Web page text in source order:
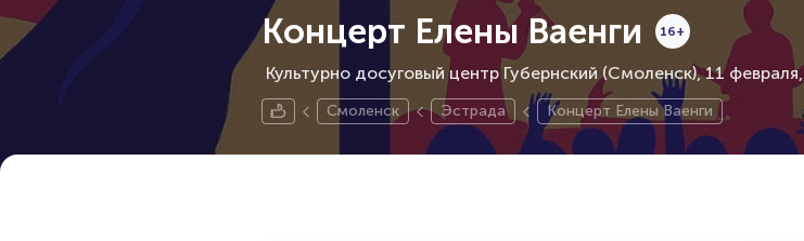
Концерт Елены Ваенги
Культурно досуговый центр Губернский (Смоленск), 11 февраля,
16+
Смоленск Эстрада Концерт Елены Ваенги